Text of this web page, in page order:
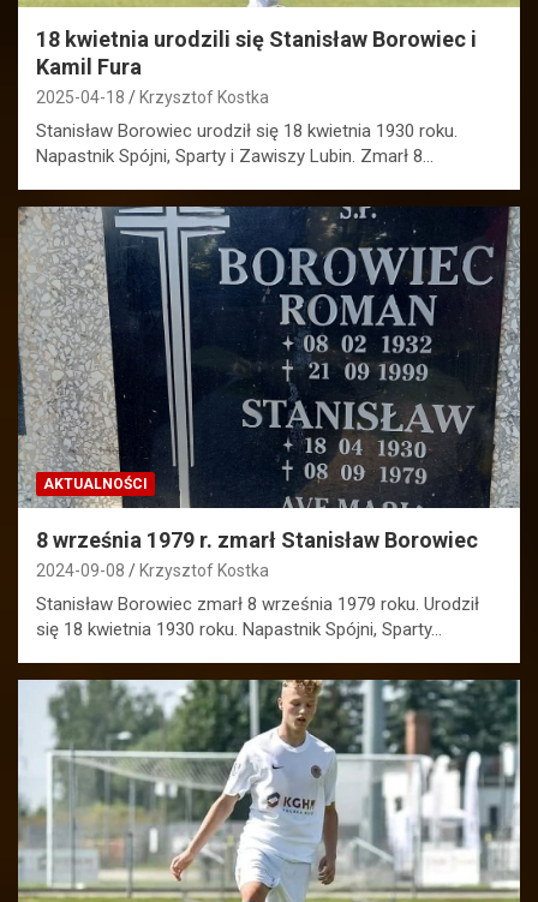
18 kwietnia urodzili się Stanisław Borowiec i
Kamil Fura
2025-04-18 Krzysztof Kostka
Stanisław Borowiec urodził się 18 kwietnia 1930 roku.
Napastnik Spójni, Sparty i Zawiszy Lubin. Zmarł 8…
AKTUALNOŚCI
8 września 1979 r. zmarł Stanisław Borowiec
2024-09-08 Krzysztof Kostka
Stanisław Borowiec zmarł 8 września 1979 roku. Urodził
się 18 kwietnia 1930 roku. Napastnik Spójni, Sparty…